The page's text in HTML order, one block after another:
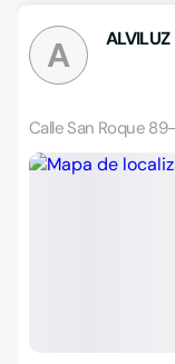
A ALVILUZ
Calle San Roque